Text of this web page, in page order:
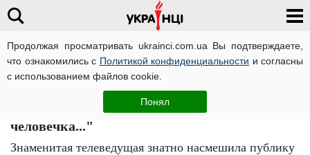
Продолжая просматривать ukrainci.com.ua Вы подтверждаете,
что ознакомились с Политикой конфиденциальности и согласны
с использованием файлов cookie.
Понял
Развлечения
У Леси Никитюк в нижнем белье выросли
руки из заднего места: "Можно маленького
человечка..."
Знаменитая телеведущая знатно насмешила публику